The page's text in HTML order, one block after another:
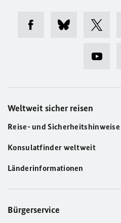
Weltweit sicher reisen
Reise- und Sicherheitshinweise
Konsulatfinder weltweit
Länderinformationen
Bürgerservice